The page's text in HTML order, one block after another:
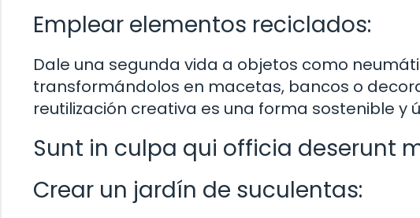
Emplear elementos reciclados:
Dale una segunda vida a objetos como
transformándolos en macetas, bancos o
reutilización creativa es una forma sostenible y
Sunt in culpa qui officia deserunt
Crear un jardín de suculentas: